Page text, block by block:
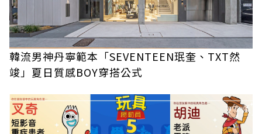
韓流男神丹寧範本「SEVENTEEN珉奎、TXT然
竣」夏日質感BOY穿搭公式